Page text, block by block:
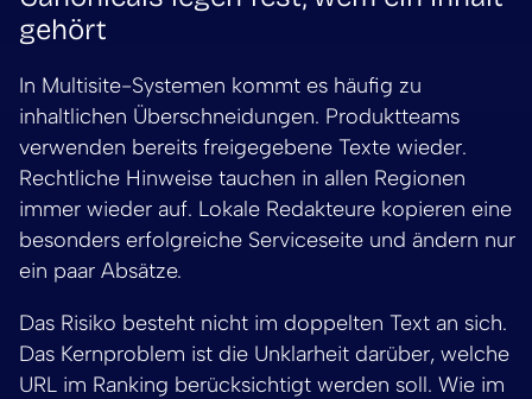
gehört
In Multisite-Systemen kommt es häufig zu
inhaltlichen Überschneidungen. Produktteams
verwenden bereits freigegebene Texte wieder.
Rechtliche Hinweise tauchen in allen Regionen
immer wieder auf. Lokale Redakteure kopieren eine
besonders erfolgreiche Serviceseite und ändern nur
ein paar Absätze.
Das Risiko besteht nicht im doppelten Text an sich.
Das Kernproblem ist die Unklarheit darüber, welche
URL im Ranking berücksichtigt werden soll. Wie im